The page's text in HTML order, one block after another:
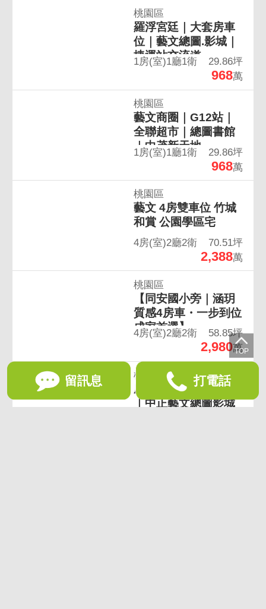
桃園區
羅浮宮廷｜大套房車
位｜藝文總圖.影城｜
捷運站交流道
1房(室)1廳1衛 29.86坪
968萬
桃園區
藝文商圈｜G12站｜
全聯超市｜總圖書館
｜中茂新天地
1房(室)1廳1衛 29.86坪
968萬
桃園區
藝文 4房雙車位 竹城
和賞 公園學區宅
4房(室)2廳2衛 70.51坪
2,388萬
桃園區
【同安國小旁｜涵玥
質感4房車・一步到位
成家首選】
4房(室)2廳2衛 58.85坪
2,980萬
桃園區
摩登新貴｜裝璜3房車
｜中正藝文總圖影城
留訊息 打電話